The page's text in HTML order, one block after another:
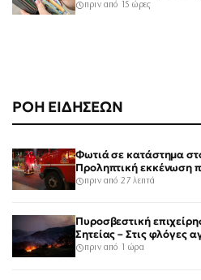
ΡΟΗ ΕΙΔΗΣΕΩΝ
Φωτιά σε κατάστημα
Προληπτική εκκένωση
πριν από 27 λεπτά
Πυροσβεστική
Σητείας – Στις φλόγες
πριν από 1 ώρα
πριν από 15 ώρες